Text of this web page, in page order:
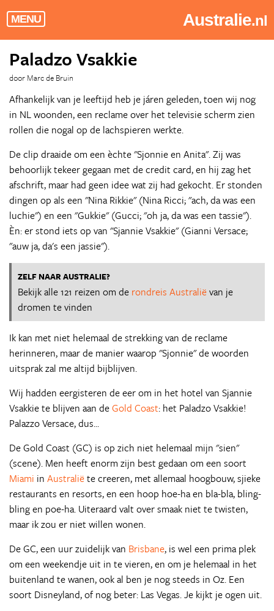
MENU Australie.nl
Paladzo Vsakkie
door Marc de Bruin
Afhankelijk van je leeftijd heb je járen geleden, toen wij nog
in NL woonden, een reclame over het televisie scherm zien
rollen die nogal op de lachspieren werkte.
De clip draaide om een èchte "Sjonnie en Anita". Zij was
behoorlijk tekeer gegaan met de credit card, en hij zag het
afschrift, maar had geen idee wat zij had gekocht. Er stonden
dingen op als een "Nina Rikkie" (Nina Ricci; "ach, da was een
luchie") en een "Gukkie" (Gucci; "oh ja, da was een tassie").
Èn: er stond iets op van "Sjannie Vsakkie" (Gianni Versace;
"auw ja, da's een jassie").
ZELF NAAR AUSTRALIE?
Bekijk alle 121 reizen om de rondreis Australiëvan je
dromen te vinden
Ik kan met niet helemaal de strekking van de reclame
herinneren, maar de manier waarop "Sjonnie" de woorden
uitsprak zal me altijd bijblijven.
Wij hadden eergisteren de eer om in het hotel van Sjannie
Vsakkie te blijven aan deGold Coast: het Paladzo Vsakkie!
Palazzo Versace, dus...
De Gold Coast (GC) is op zich niet helemaal mijn "sien"
(scene). Men heeft enorm zijn best gedaan om een soort
Miami in Australiëte creeren, met allemaal hoogbouw, sjieke
restaurants en resorts, en een hoop hoe-ha en bla-bla, bling-
bling en poe-ha. Uiteraard valt over smaak niet te twisten,
maar ik zou er niet willen wonen.
De GC, een uur zuidelijk van Brisbane, is wel een prima plek
om een weekendje uit in te vieren, en om je helemaal in het
buitenland te wanen, ook al ben je nog steeds in Oz. Een
soort Disneyland, of nog beter: Las Vegas. Je kijkt je ogen uit.